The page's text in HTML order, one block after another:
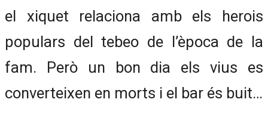
el xiquet relaciona amb els herois
populars del tebeo de l’època de la
fam. Però un bon dia els vius es
converteixen en morts i el bar és buit…